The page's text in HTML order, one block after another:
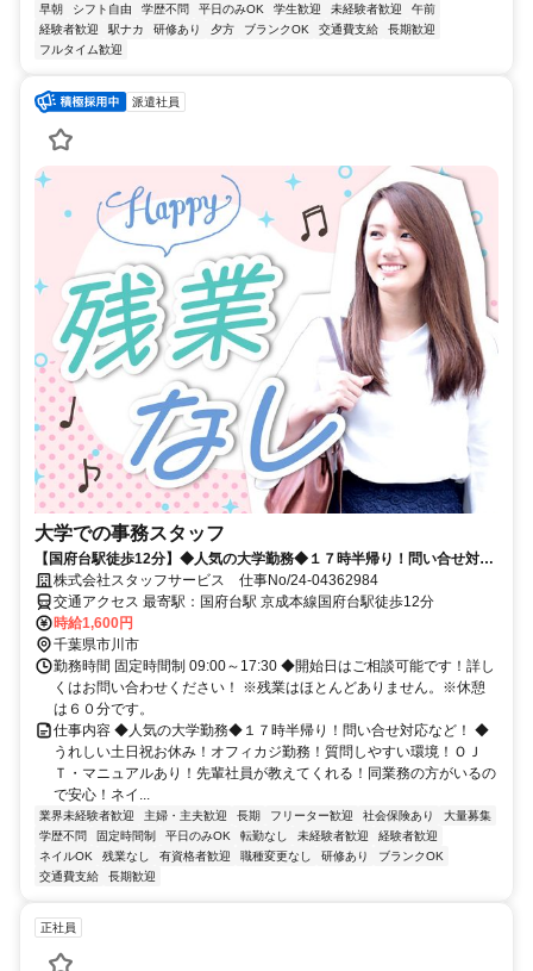
早朝 シフト自由 学歴不問 平日のみOK 学生歓迎 未経験者歓迎
午前
経験者歓迎
駅ナカ 研修あり 夕方 ブランクOK 交通費支給
長期歓迎
フルタイム歓迎
派遣社員
大学での事務スタッフ
【国府台駅徒歩12分】◆人気の大学勤務◆１７時半帰り！問い合せ対応
など！
株式会社スタッフサービス 仕事No/24-04362984
交通アクセス 最寄駅：国府台駅 京成本線国府台駅徒歩12分
時給1,600円
千葉県市川市
勤務時間 固定時間制 09:00～17:30 ◆開始日はご相談可能です！詳し
くはお問い合わせください！ ※残業はほとんどありません。※休憩
は６０分です。
仕事内容 ◆人気の大学勤務◆１７時半帰り！問い合せ対応など！ ◆
うれしい土日祝お休み！オフィカジ勤務！質問しやすい環境！ＯＪ
Ｔ・マニュアルあり！先輩社員が教えてくれる！同業務の方がいるの
で安心！ネイ...
業界未経験者歓迎 主婦・主夫歓迎 長期 フリーター歓迎 社会保険あり
大量募集
学歴不問
固定時間制 平日のみOK 転勤なし 未経験者歓迎
経験者歓迎
ネイルOK
残業なし 有資格者歓迎 職種変更なし 研修あり
ブランクOK
交通費支給
長期歓迎
正社員